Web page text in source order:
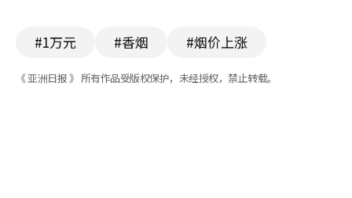
#1万元 #香烟 #烟价上涨
《 亚洲日报 》 所有作品受版权保护，未经授权，禁止转载。